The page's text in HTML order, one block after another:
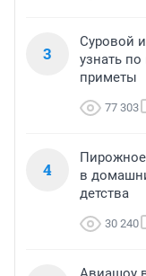
3
Суровой
узнать
приметы
77 303
4
Пирожное
в
детства
30 240